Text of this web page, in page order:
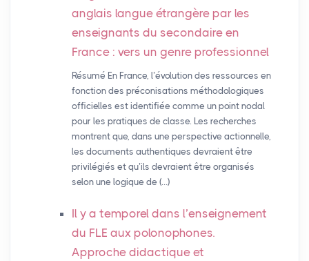
anglais langue étrangère par les
enseignants du secondaire en
France : vers un genre professionnel
Résumé En France, l’évolution des ressources en
fonction des préconisations méthodologiques
officielles est identifiée comme un point nodal
pour les pratiques de classe. Les recherches
montrent que, dans une perspective actionnelle,
les documents authentiques devraient être
privilégiés et qu’ils devraient être organisés
selon une logique de (…)
Il y a temporel dans l’enseignement
du FLE aux polonophones.
Approche didactique et